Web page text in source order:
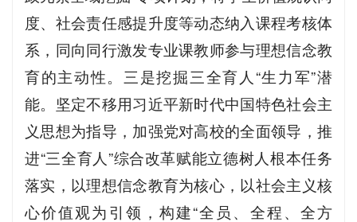
度、社会责任感提升度等动态纳入课程考核体
系，同向同行激发专业课教师参与理想信念教
育的主动性。三是挖掘三全育人“生力军”潜
能。坚定不移用习近平新时代中国特色社会主
义思想为指导，加强党对高校的全面领导，推
进“三全育人”综合改革赋能立德树人根本任务
落实，以理想信念教育为核心，以社会主义核
心价值观为引领，构建“全员、全程、全方